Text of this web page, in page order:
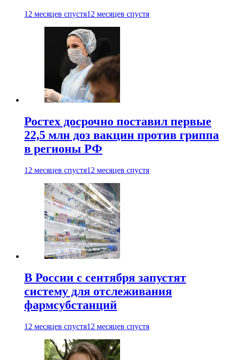
12 месяцев спустя12 месяцев спустя
Ростех досрочно поставил первые
22,5 млн доз вакцин против гриппа
в регионы РФ
12 месяцев спустя12 месяцев спустя
В России с сентября запустят
систему для отслеживания
фармсубстанций
12 месяцев спустя12 месяцев спустя